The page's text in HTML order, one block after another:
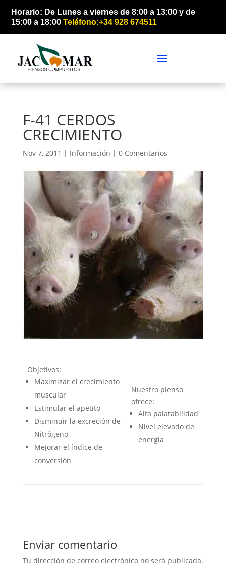
Horario: De Lunes a viernes de 8:00 a 13:00 y de
15:00 a 18:00Teléfono:+34 928 674511
F-41 CERDOS
CRECIMIENTO
Nov 7, 2011 | Información | 0 Comentarios
Objetivos:
Maximizar el crecimiento
muscular
Estimular el apetito
Disminuir la excreción de
Nitrógeno
Mejorar el índice de
conversión
Nuestro pienso
ofrece:
Alta palatabilidad
Nivel elevado de
energía
Enviar comentario
Tu dirección de correo electrónico no será publicada.